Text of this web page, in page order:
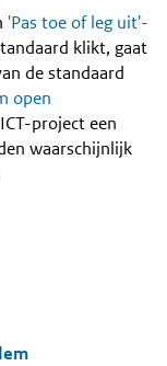
'Pas toe of leg uit'-
klikt, gaat
de standaard
open
project een
waarschijnlijk